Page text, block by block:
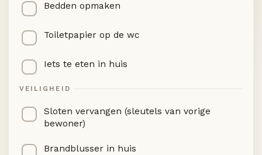
Bedden opmaken
Toiletpapier op de wc
Iets te eten in huis
VEILIGHEID
Sloten vervangen (sleutels van vorige
bewoner)
Brandblusser in huis